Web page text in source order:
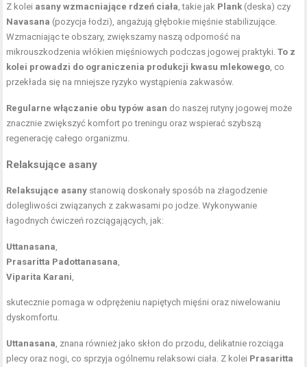
Z kolei asany wzmacniające rdzeń ciała , takie jak Plank (deska) czy
Navasana (pozycja łodzi), angażują głębokie mięśnie stabilizujące.
Wzmacniając te obszary, zwiększamy naszą odporność na
mikrouszkodzenia włókien mięśniowych podczas jogowej praktyki.To z
kolei prowadzi do ograniczenia produkcji kwasu mlekowego , co
przekłada się na mniejsze ryzyko wystąpienia zakwasów.
Regularne włączanie obu typów asan do naszej rutyny jogowej może
znacznie zwiększyć komfort po treningu oraz wspierać szybszą
regenerację całego organizmu.
Relaksujące asany
Relaksujące asany stanowią doskonały sposób na złagodzenie
dolegliwości związanych z zakwasami po jodze. Wykonywanie
łagodnych ćwiczeń rozciągających, jak:
Uttanasana
Prasaritta Padottanasana
Viparita Karani
skutecznie pomaga w odprężeniu napiętych mięśni oraz niwelowaniu
dyskomfortu.
Uttanasana , znana również jako skłon do przodu, delikatnie rozciąga
plecy oraz nogi, co sprzyja ogólnemu relaksowi ciała. Z kolei Prasaritta